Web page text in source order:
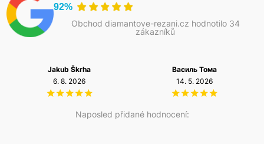
92%
Obchod diamantove-rezani.cz hodnotilo 34
zákazníků
Naposled přidané hodnocení:
Jakub Škrha
6. 8. 2026
Василь Тома
14. 5. 2026